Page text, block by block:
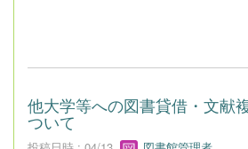
他大学等への図書貸借・文献
ついて